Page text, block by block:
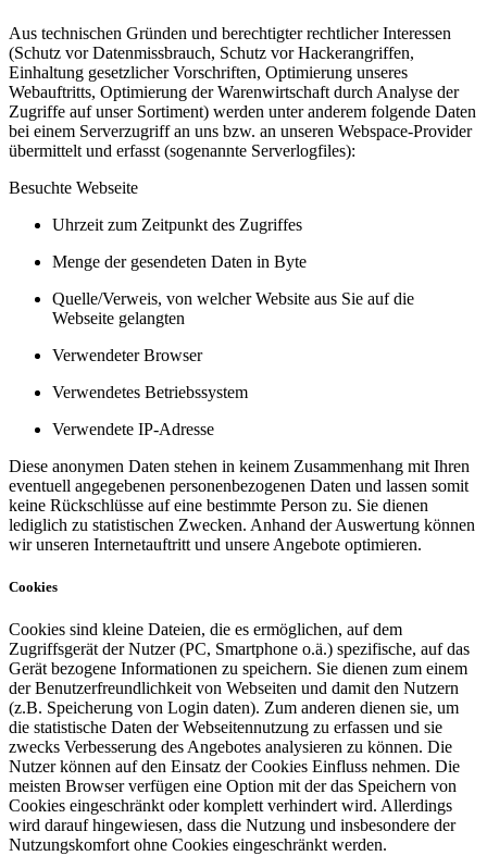
Aus technischen Gründen und berechtigter rechtlicher Interessen
(Schutz vor Datenmissbrauch, Schutz vor Hackerangriffen,
Einhaltung gesetzlicher Vorschriften, Optimierung unseres
Webauftritts, Optimierung der Warenwirtschaft durch Analyse der
Zugriffe auf unser Sortiment) werden unter anderem folgende Daten
bei einem Serverzugriff an uns bzw. an unseren Webspace-Provider
übermittelt und erfasst (sogenannte Serverlogfiles):
Besuchte Webseite
Uhrzeit zum Zeitpunkt des Zugriffes
Menge der gesendeten Daten in Byte
Quelle/Verweis, von welcher Website aus Sie auf die
Webseite gelangten
Verwendeter Browser
Verwendetes Betriebssystem
Verwendete IP-Adresse
Diese anonymen Daten stehen in keinem Zusammenhang mit Ihren
eventuell angegebenen personenbezogenen Daten und lassen somit
keine Rückschlüsse auf eine bestimmte Person zu. Sie dienen
lediglich zu statistischen Zwecken. Anhand der Auswertung können
wir unseren Internetauftritt und unsere Angebote optimieren.
Cookies
Cookies sind kleine Dateien, die es ermöglichen, auf dem
Zugriffsgerät der Nutzer (PC, Smartphone o.ä.) spezifische, auf das
Gerät bezogene Informationen zu speichern. Sie dienen zum einem
der Benutzerfreundlichkeit von Webseiten und damit den Nutzern
(z.B. Speicherung von Login daten). Zum anderen dienen sie, um
die statistische Daten der Webseitennutzung zu erfassen und sie
zwecks Verbesserung des Angebotes analysieren zu können. Die
Nutzer können auf den Einsatz der Cookies Einfluss nehmen. Die
meisten Browser verfügen eine Option mit der das Speichern von
Cookies eingeschränkt oder komplett verhindert wird. Allerdings
wird darauf hingewiesen, dass die Nutzung und insbesondere der
Nutzungskomfort ohne Cookies eingeschränkt werden.